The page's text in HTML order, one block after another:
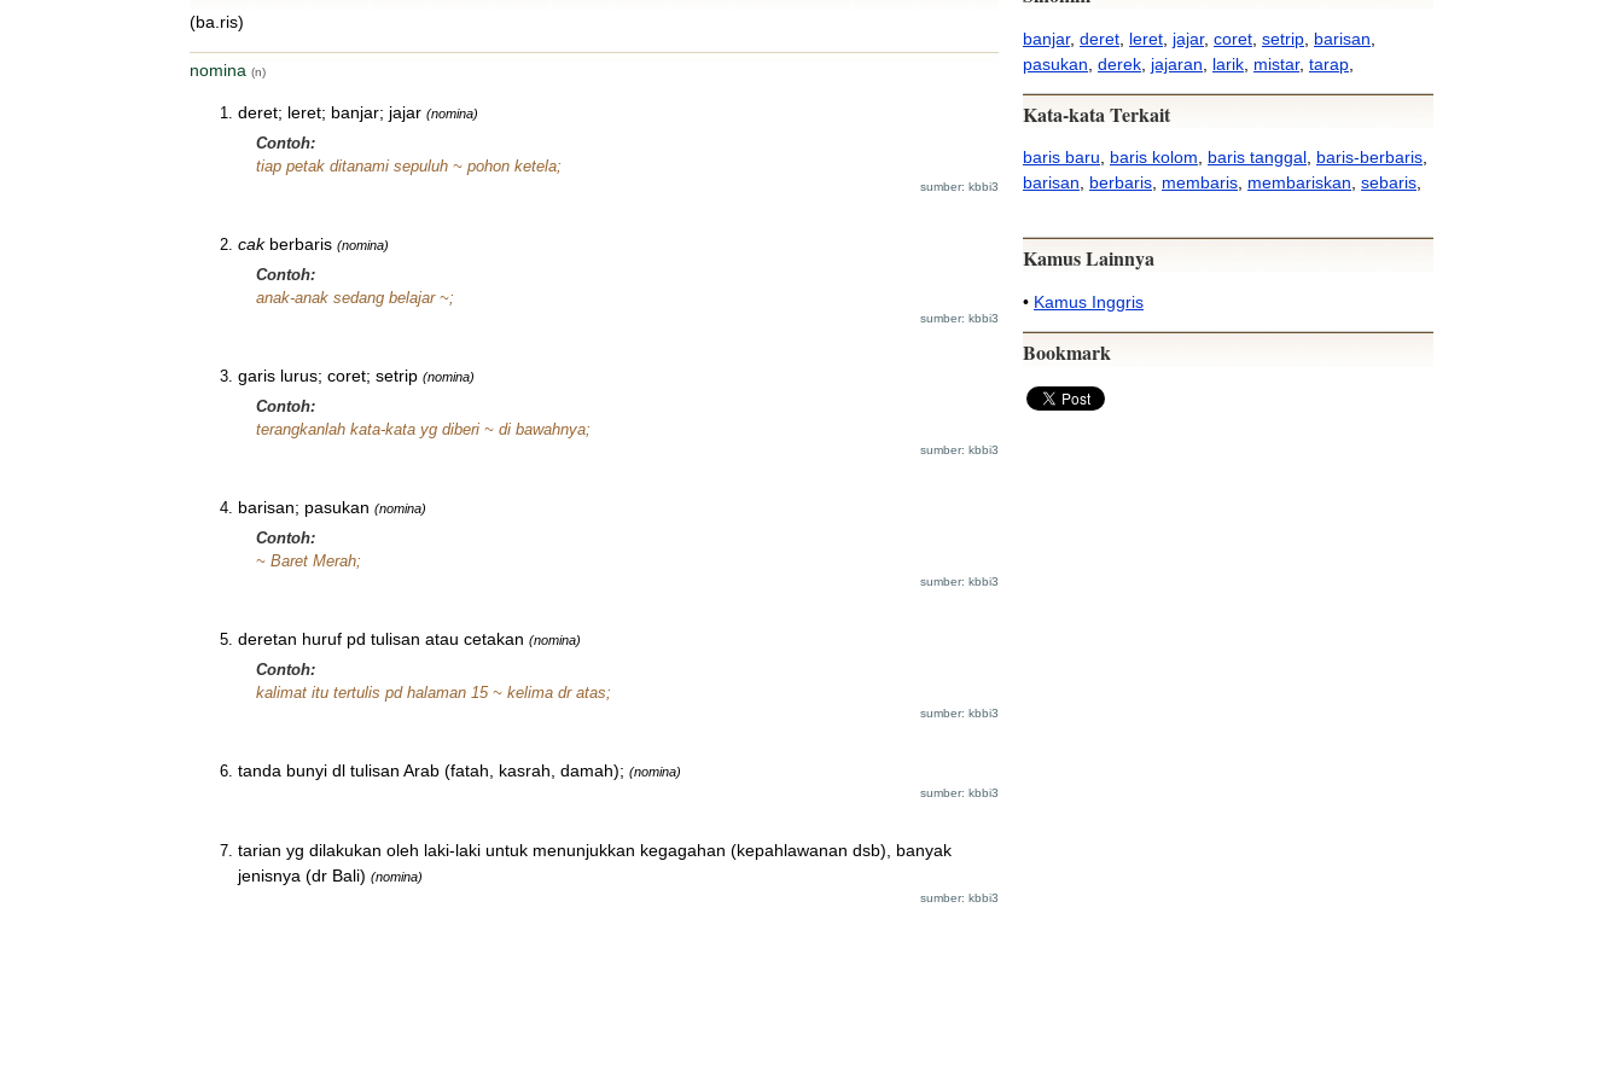
(ba.ris)
nomina (n)
deret; leret; banjar; jajar (nomina)
Contoh:
tiap petak ditanami sepuluh ~ pohon ketela;
sumber: kbbi3
cakberbaris (nomina)
Contoh:
anak-anak sedang belajar ~;
sumber: kbbi3
garis lurus; coret; setrip (nomina)
Contoh:
terangkanlah kata-kata yg diberi ~ di bawahnya;
sumber: kbbi3
barisan; pasukan (nomina)
Contoh:
~ Baret Merah;
sumber: kbbi3
deretan huruf pd tulisan atau cetakan (nomina)
Contoh:
kalimat itu tertulis pd halaman 15 ~ kelima dr atas;
sumber: kbbi3
tanda bunyi dl tulisan Arab (fatah, kasrah, damah); (nomina)
sumber: kbbi3
tarian yg dilakukan oleh laki-laki untuk menunjukkan kegagahan (kepahlawanan dsb), banyak
jenisnya (dr Bali) (nomina)
sumber: kbbi3
banjar, deret leret jajar, coret setrip barisan
pasukan derek jajaran larik mistar, tarap
Kata-kata Terkait
baris baru baris kolom baris tanggal baris-berbaris
barisan
berbaris membaris membariskan sebaris
Kamus Lainnya
• Kamus Inggris
Bookmark